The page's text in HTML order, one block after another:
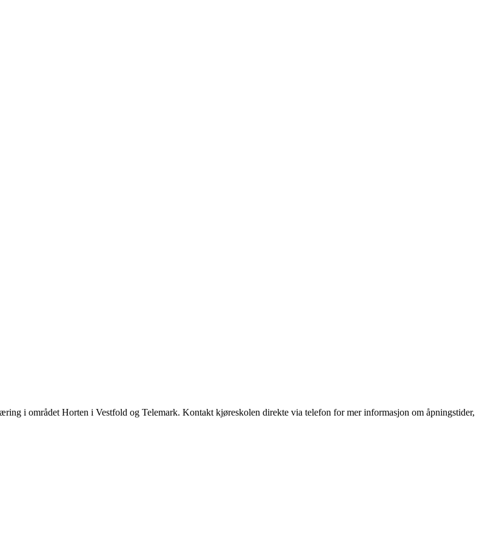
i området Horten i Vestfold og Telemark. Kontakt kjøreskolen direkte via telefon for mer informasjon om åpningstider,